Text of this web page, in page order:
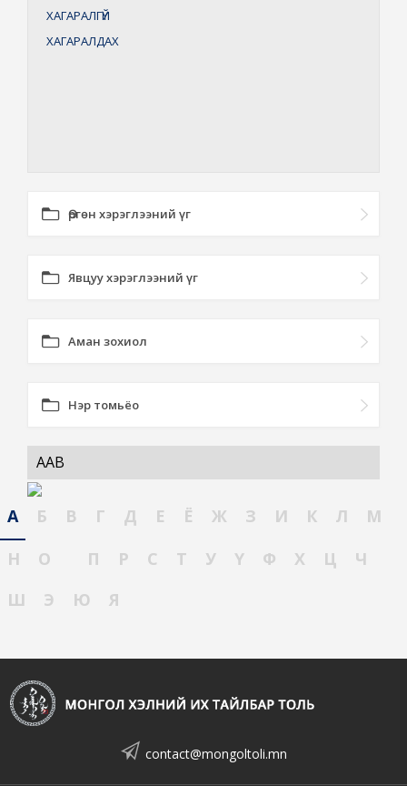
ХАГАРАЛГҮЙ
ХАГАРАЛДАХ
Өргөн хэрэглээний үг
Явцуу хэрэглээний үг
Аман зохиол
Нэр томьёо
ААВ
А Б В Г Д Е Ё Ж З И К Л
М
Н
О П Р С Т У Ү Ф Х Ц
Ч
Ш
Э Ю Я
contact@mongoltoli.mn